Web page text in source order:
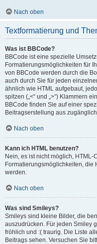
Nach oben
Textformatierung und
Was ist BBCode?
BBCode ist eine spezielle
Formatierungsmöglichkeiten für
von BBCode werden durch die
auch durch Sie für jeden
ähnlich wie HTML aufgebaut,
spitzen („<“ und „>“) Klammern
BBCode finden Sie auf einer
Beitragserstellung aus
Nach oben
Kann ich HTML benutzen?
Nein, es ist nicht möglich,
Formatierungsmöglichkeiten, die
werden.
Nach oben
Was sind Smileys?
Smileys sind kleine Bilder, die
auszudrücken. Für jeden Smiley
fröhlich und :( traurig. Die Liste
Beitrags sehen. Versuchen Sie